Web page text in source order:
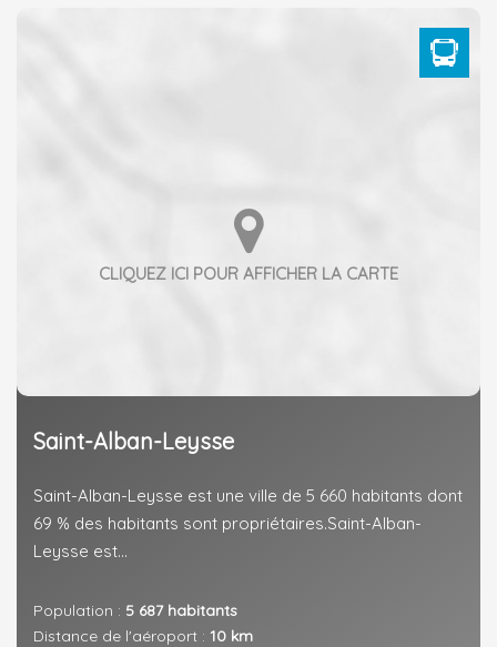
Saint-Alban-Leysse
Saint-Alban-Leysse est une ville de 5 660 habitants dont
69 % des habitants sont propriétaires.Saint-Alban-
Leysse est...
Population : 5 687 habitants
Distance de l'aéroport : 10 km